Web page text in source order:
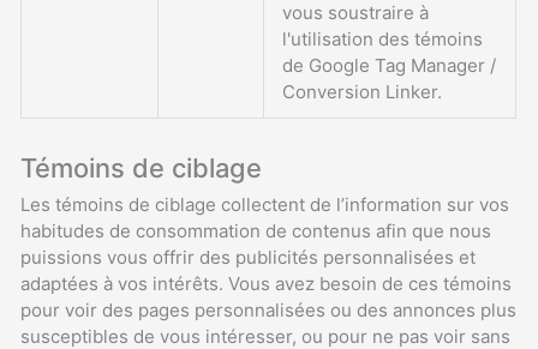
vous soustraire à
l'utilisation des témoins
de Google Tag Manager /
Conversion Linker.
Témoins de ciblage
Les témoins de ciblage collectent de l’information sur vos
habitudes de consommation de contenus afin que nous
puissions vous offrir des publicités personnalisées et
adaptées à vos intérêts. Vous avez besoin de ces témoins
pour voir des pages personnalisées ou des annonces plus
susceptibles de vous intéresser, ou pour ne pas voir sans